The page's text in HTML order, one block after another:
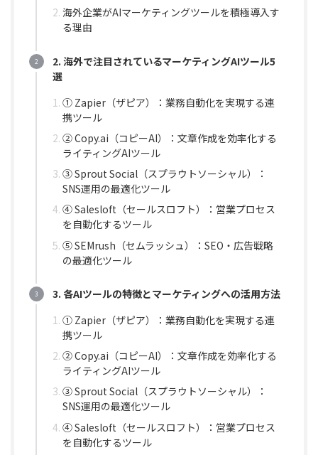
海外企業がAIマーケティングツールを積極導入す
る理由
2. 海外で注目されているマーケティングAIツール5
選
① Zapier（ザピア）：業務自動化を実現する連
携ツール
② Copy.ai（コピーAI）：文章作成を効率化する
ライティングAIツール
③ Sprout Social（スプラウトソーシャル）：
SNS運用の最適化ツール
④ Salesloft（セールスロフト）：営業プロセス
を自動化するツール
⑤ SEMrush（セムラッシュ）：SEO・広告戦略
の最適化ツール
3. 各AIツールの特徴とマーケティングへの活用方法
① Zapier（ザピア）：業務自動化を実現する連
携ツール
② Copy.ai（コピーAI）：文章作成を効率化する
ライティングAIツール
③ Sprout Social（スプラウトソーシャル）：
SNS運用の最適化ツール
④ Salesloft（セールスロフト）：営業プロセス
を自動化するツール